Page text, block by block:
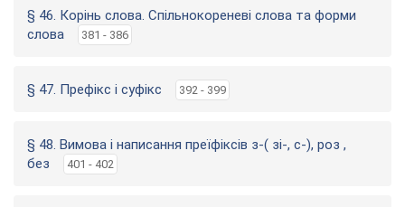
§ 46. Корінь слова. Спільнокореневі слова та форми
слова
381 - 386
§ 47. Префікс і суфікс 392 - 399
§ 48. Вимова і написання преїфіксів з-( зі-, с-), роз ,
без
401 - 402